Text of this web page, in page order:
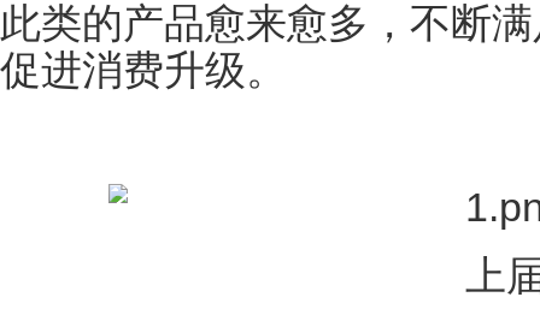
此类的产品愈来愈多，不断
促进消费升级。
上届